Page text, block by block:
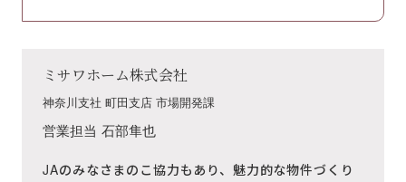
ミサワホーム株式会社
神奈川支社 町田支店 市場開発課
営業担当 石部隼也
JAのみなさまのこ協力もあり、魅力的な物件づくり